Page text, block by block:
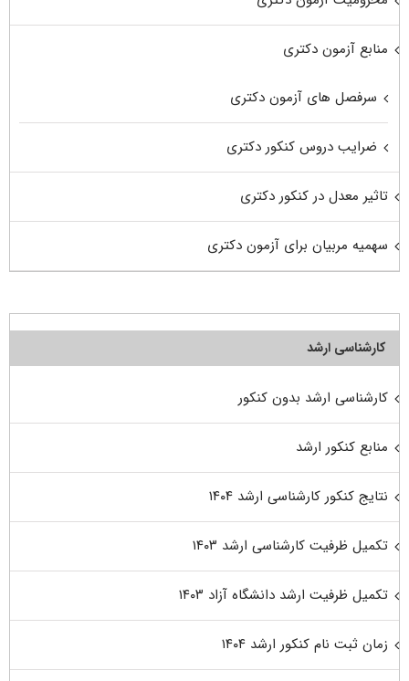
منابع آزمون دکتری
سرفصل های آزمون دکتری
ضرایب دروس کنکور دکتری
تاثیر معدل در کنکور دکتری
سهمیه مربیان برای آزمون دکتری
کارشناسی ارشد
کارشناسی ارشد بدون کنکور
منابع کنکور ارشد
نتایج کنکور کارشناسی ارشد ۱۴۰۴
تکمیل ظرفیت کارشناسی ارشد ۱۴۰۳
تکمیل ظرفیت ارشد دانشگاه آزاد ۱۴۰۳
زمان ثبت نام کنکور ارشد ۱۴۰۴